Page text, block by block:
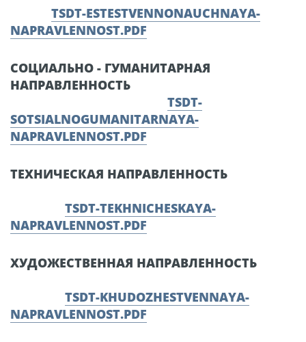
TSDT-ESTESTVENNONAUCHNAYA-
NAPRAVLENNOST.PDF
СОЦИАЛЬНО - ГУМАНИТАРНАЯ
НАПРАВЛЕННОСТЬ
TSDT-
SOTSIALNOGUMANITARNAYA-
NAPRAVLENNOST.PDF
ТЕХНИЧЕСКАЯ НАПРАВЛЕННОСТЬ
TSDT-TEKHNICHESKAYA-
NAPRAVLENNOST.PDF
ХУДОЖЕСТВЕННАЯ НАПРАВЛЕННОСТЬ
TSDT-KHUDOZHESTVENNAYA-
NAPRAVLENNOST.PDF